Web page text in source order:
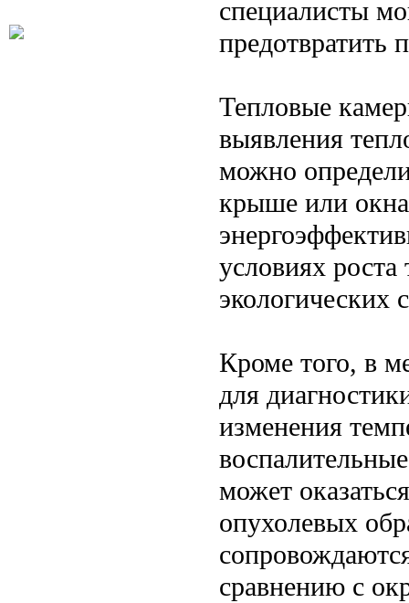
специалисты
предотвратить
Тепловые
выявления
можно
крыше или
условиях
экологических
Кроме того, в
для
изменения
может
опухолевых
сравнению с